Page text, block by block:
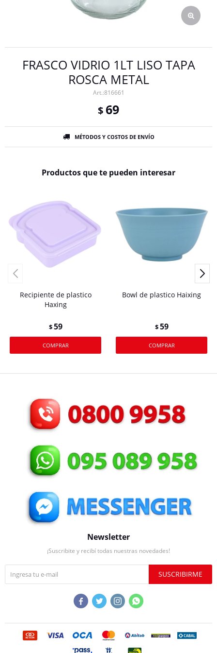
FRASCO VIDRIO 1LT LISO TAPA
ROSCA METAL
816661
$69
MÉTODOS Y COSTOS DE ENVÍO
Productos que te pueden interesar
Recipiente de plastico
Haxing
$59
Bowl de plastico Haixing
$59
Newsletter
¡Suscribite y recibí todas nuestras novedades!
SUSCRIBIRME
   